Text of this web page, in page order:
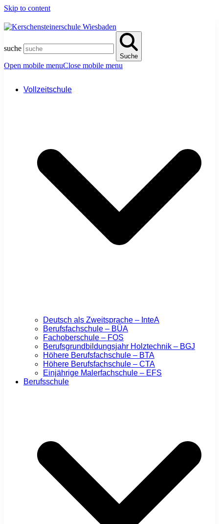
Skip to content
suche
Suche
Open mobile menuClose mobile menu
Vollzeitschule
Deutsch als Zweitsprache – InteA
Berufsfachschule – BÜA
Fachoberschule – FOS
Berufsgrundbildungsjahr Holztechnik – BGJ
Höhere Berufsfachschule – BTA
Höhere Berufsfachschule – CTA
Einjährige Malerfachschule – EFS
Berufsschule